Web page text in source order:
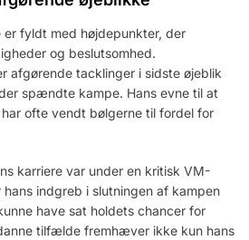
er fyldt med højdepunkter, der
og beslutsomhed.
afgørende tacklinger i sidste øjeblik
spændte kampe. Hans evne til at
ofte vendt bølgerne til fordel for
karriere var under en kritisk VM-
indgreb i slutningen af kampen
have sat holdets chancer for
tilfælde fremhæver ikke kun hans